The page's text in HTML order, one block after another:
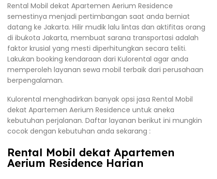
Rental Mobil dekat Apartemen Aerium Residence
semestinya menjadi pertimbangan saat anda berniat
datang ke Jakarta. Hilir mudik lalu lintas dan aktifitas orang
di ibukota Jakarta, membuat sarana transportasi adalah
faktor krusial yang mesti diperhitungkan secara teliti.
Lakukan booking kendaraan dari Kulorental agar anda
memperoleh layanan sewa mobil terbaik dari perusahaan
berpengalaman.
Kulorental menghadirkan banyak opsi jasa Rental Mobil
dekat Apartemen Aerium Residence untuk aneka
kebutuhan perjalanan. Daftar layanan berikut ini mungkin
cocok dengan kebutuhan anda sekarang :
Rental Mobil dekat Apartemen
Aerium Residence Harian